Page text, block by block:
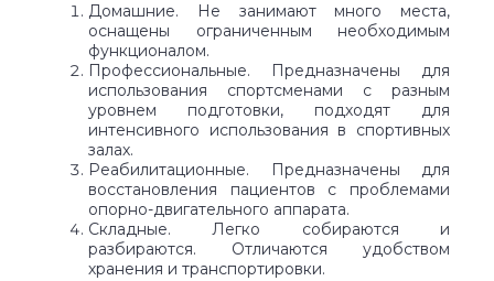
Домашние. Не занимают много места,
оснащены ограниченным необходимым
функционалом.
Профессиональные. Предназначены для
использования спортсменами с разным
уровнем подготовки, подходят для
интенсивного использования в спортивных
залах.
Реабилитационные. Предназначены для
восстановления пациентов с проблемами
опорно-двигательного аппарата.
Складные. Легко собираются и
разбираются. Отличаются удобством
хранения и транспортировки.